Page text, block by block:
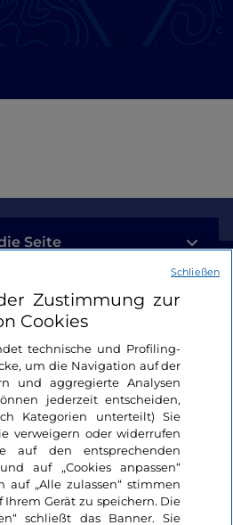
Seite
Zustimmung zur
Cookies
technische und Profiling-
um die Navigation auf der
und aggregierte Analysen
jederzeit entscheiden,
Kategorien unterteilt) Sie
verweigern oder widerrufen
auf den entsprechenden
auf „Cookies anpassen“
auf „Alle zulassen“ stimmen
Ihrem Gerät zu speichern. Die
schließt das Banner. Sie
Schließen